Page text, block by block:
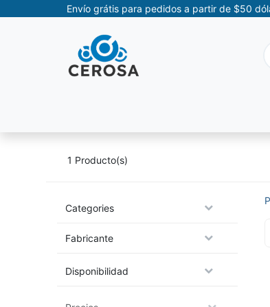
Envío grátis para pedidos a partir de $50
1 Producto(s)
Categories
Fabricante
Disponibilidad